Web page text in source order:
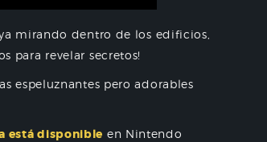
mirando dentro de los edificios,
para revelar secretos!
espeluznantes pero adorables
está disponible en Nintendo